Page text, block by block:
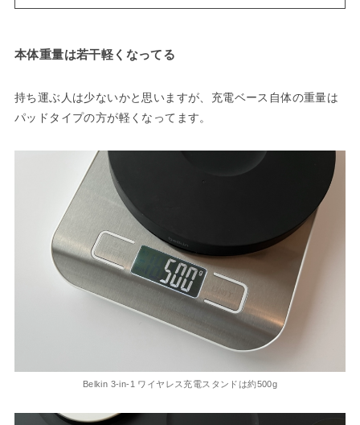
本体重量は若干軽くなってる
持ち運ぶ人は少ないかと思いますが、充電ベース自体の重量は
パッドタイプの方が軽くなってます。
Belkin 3-in-1 ワイヤレス充電スタンドは約500g